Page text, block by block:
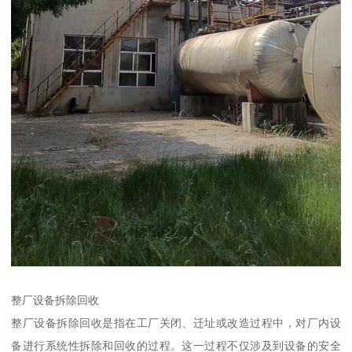
整厂设备拆除回收
整厂设备拆除回收是指在工厂关闭、迁址或改造过程中，对厂内设
备进行系统性拆除和回收的过程。这一过程不仅涉及到设备的安全